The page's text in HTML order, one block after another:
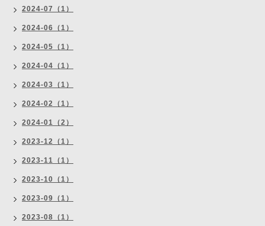
2024-07（1）
2024-06（1）
2024-05（1）
2024-04（1）
2024-03（1）
2024-02（1）
2024-01（2）
2023-12（1）
2023-11（1）
2023-10（1）
2023-09（1）
2023-08（1）